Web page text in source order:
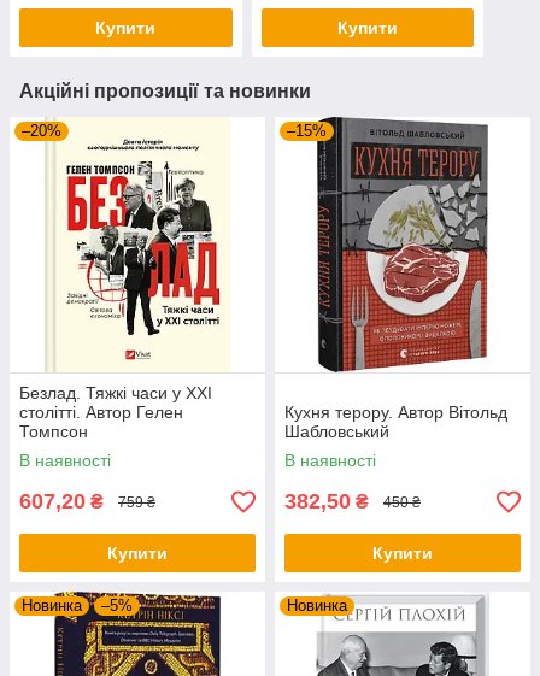
Купити Купити
Акційні пропозиції та новинки
–20%
Безлад. Тяжкі часи у ХХІ
столітті. Автор Гелен
Томпсон
В наявності
607,20 ₴ 759 ₴
Купити
–15%
Кухня терору. Автор Вітольд
Шабловський
В наявності
382,50 ₴ 450 ₴
Купити
Новинка –5% Новинка